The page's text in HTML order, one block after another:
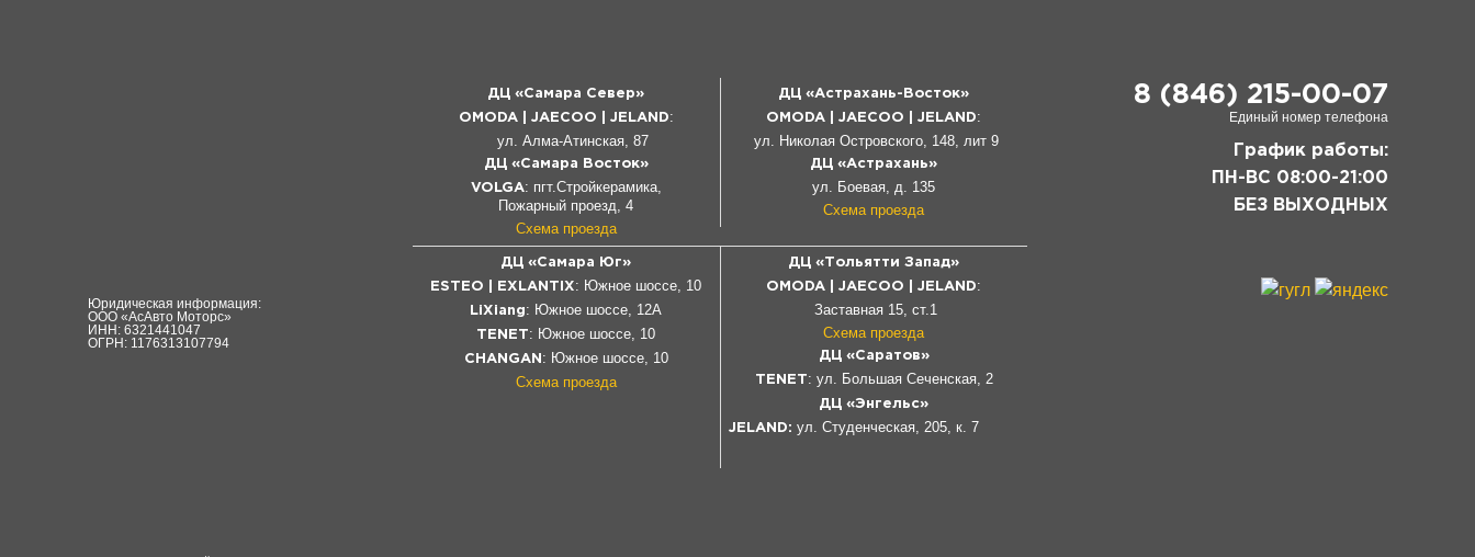
Юридическая информация:
ООО «АсАвто Моторс»
ИНН: 6321441047
ОГРН: 1176313107794
ДЦ «Самара Север»
OMODA | JAECOO
JELAND:
ул. Алма-Атинская, 87
ДЦ «Самара Восток»
VOLGA: пгт.Стройкерамика,
Пожарный проезд, 4
Схема проезда
ДЦ «Астрахань-Восток»
OMODA | JAECOO |JELAND:
ул. Николая Островского, 148, лит 9
ДЦ «Астрахань»
ул. Боевая, д. 135
Схема проезда
ДЦ «Самара Юг»
ESTEO | EXLANTIX : Южное шоссе, 10
LiXiang: Южное шоссе, 12А
TENET: Южное шоссе , 10
CHANGAN : Южное шоссе, 10
Схема проезда
ДЦ «Тольятти Запад»
OMODA | JAECOO
|JELAND:
Заставная 15, ст.1
Схема проезда
ДЦ «Саратов»
TENET: ул. Большая Сеченская, 2
ДЦ «Энгельс»
JELAND: ул. Студенческая, 205, к. 7
8 (846) 215-00-07
Единый номер телефона
График работы:
ПН-ВС 08:00-21:00
БЕЗ ВЫХОДНЫХ